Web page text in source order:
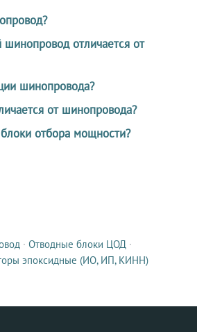
отличается от
шинопровода?
от шинопровода?
отбора мощности?
· Отводные блоки ЦОД ·
эпоксидные (ИО, ИП, КИНН)